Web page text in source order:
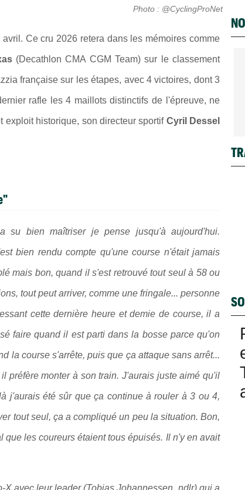
Photo : @CyclingProNet
Ce cru 2026 retera dans les mémoires comme
(Decathlon CMA CGM Team) sur le classement
française sur les étapes, avec 4 victoires, dont 3
rafle les 4 maillots distinctifs de l'épreuve, ne
exploit historique, son directeur sportif Cyril Dessel
su bien maîtriser je pense jusqu'à aujourd'hui.
bien rendu compte qu'une course n'était jamais
mais bon, quand il s'est retrouvé tout seul à 58 ou
tout peut arriver, comme une fringale... personne
cette dernière heure et demie de course, il a
faire quand il est parti dans la bosse parce qu'on
la course s'arrête, puis que ça attaque sans arrêt...
préfère monter à son train. J'aurais juste aimé qu'il
j'aurais été sûr que ça continue à rouler à 3 ou 4,
tout seul, ça a compliqué un peu la situation. Bon,
les coureurs étaient tous épuisés. Il n'y en avait